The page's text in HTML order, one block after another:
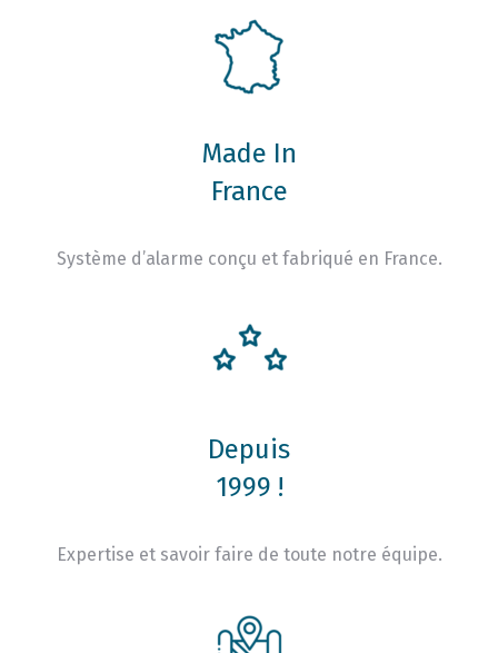
Made In
France
Système d’alarme conçu et fabriqué en France.
Depuis
1999 !
Expertise et savoir faire de toute notre équipe.